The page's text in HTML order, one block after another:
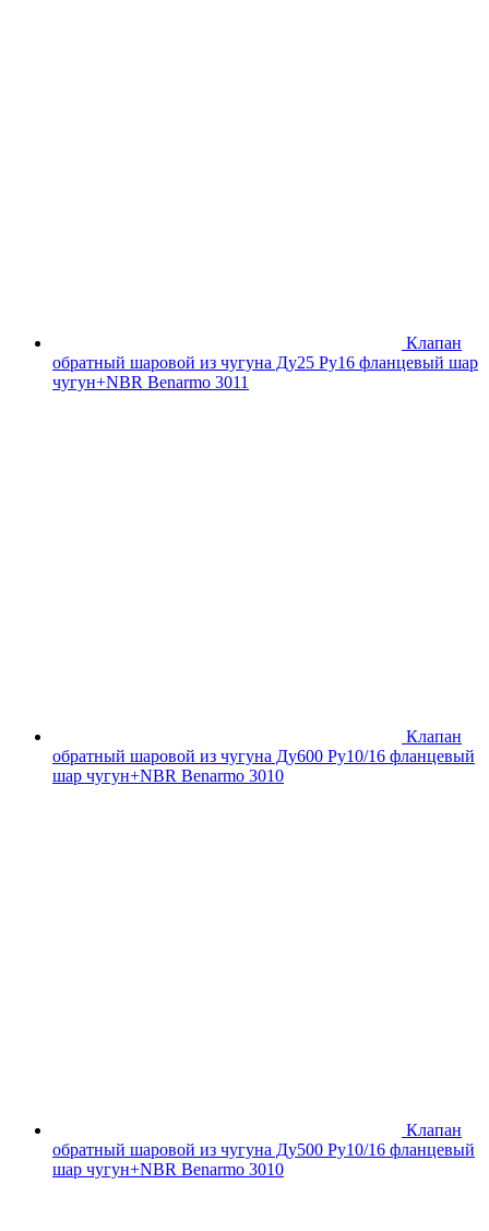
Клапан
обратный шаровой из чугуна Ду25 Ру16 фланцевый шар
чугун+NBR Benarmo 3011
Клапан
обратный шаровой из чугуна Ду600 Ру10/16 фланцевый
шар чугун+NBR Benarmo 3010
Клапан
обратный шаровой из чугуна Ду500 Ру10/16 фланцевый
шар чугун+NBR Benarmo 3010